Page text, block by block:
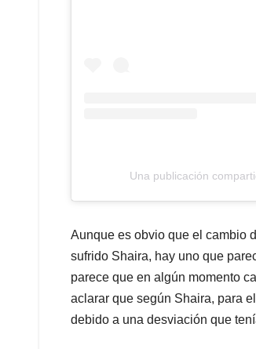
Una publicación
Aunque es obvio que el cambio
sufrido Shaira, hay uno que
parece que en algún momento
aclarar que según Shaira, para el
debido a una desviación que